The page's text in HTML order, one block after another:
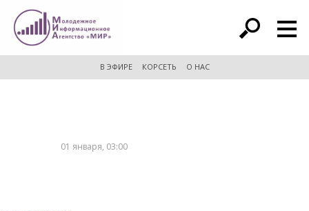
расширенный поиск
В ЭФИРЕ КОРСЕТЬ О НАС
01 января, 03:00